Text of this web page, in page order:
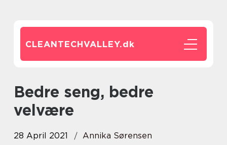
CLEANTECHVALLEY.dk
Bedre seng, bedre
velvære
28 April 2021
Annika Sørensen